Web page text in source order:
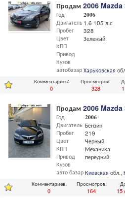
Продам 2006 Mazda
Год
Двигатель
Пробег
Цвет
КПП
Привод
Кузов
автобазар
2006
1.6 105 л.с
328
Зеленый
Харьковская
Комментариев:
0
Просмотров:
328
Продам 2006 Mazda
Год
Двигатель
Пробег
Цвет
КПП
Привод
Кузов
авто базар
2006
Бензин
219
Черный
Механика
передний
Киевская обл.,
Комментариев:
0
Просмотров:
164
15